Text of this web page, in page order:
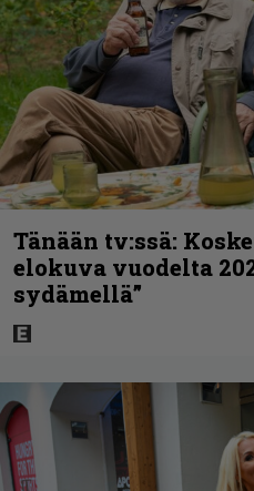
Tänään tv:ssä:
elokuva vuodelta
sydämellä”